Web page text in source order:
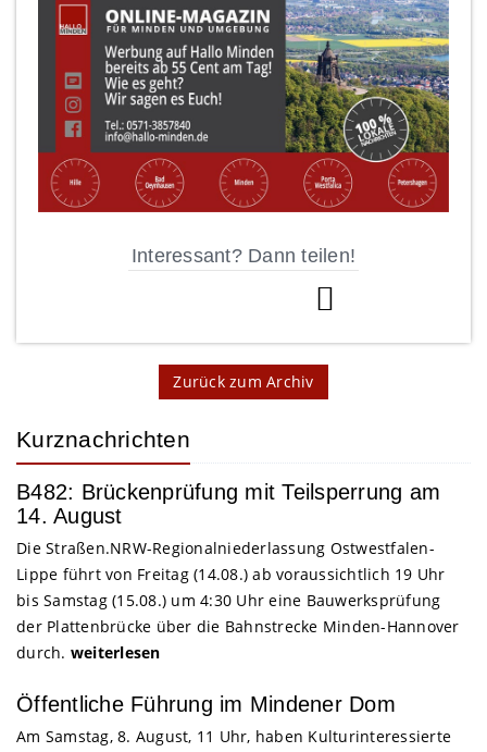
Interessant? Dann teilen!
Zurück zum Archiv
Kurznachrichten
B482: Brückenprüfung mit Teilsperrung am
14. August
Die Straßen.NRW-Regionalniederlassung Ostwestfalen-
Lippe führt von Freitag (14.08.) ab voraussichtlich 19 Uhr
bis Samstag (15.08.) um 4:30 Uhr eine Bauwerksprüfung
der Plattenbrücke über die Bahnstrecke Minden-Hannover
durch. weiterlesen
Öffentliche Führung im Mindener Dom
Am Samstag, 8. August, 11 Uhr, haben Kulturinteressierte